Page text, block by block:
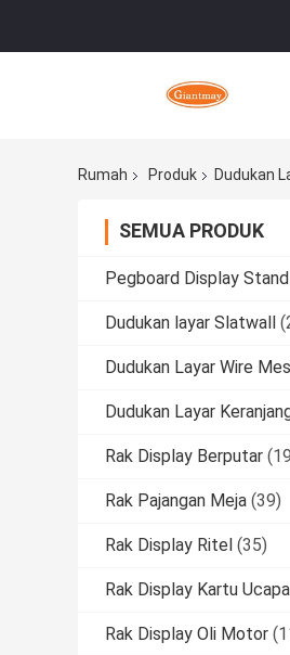
Rumah Produk Dudukan
SEMUA PRODUK
Pegboard Display Stand
Dudukan layar Slatwall
Dudukan Layar Wire
Dudukan Layar
Rak Display Berputar
Rak Pajangan Meja (39)
Rak Display Ritel (35)
Rak Display Kartu
Rak Display Oli Motor